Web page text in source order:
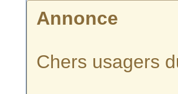
Annonce
Chers usagers